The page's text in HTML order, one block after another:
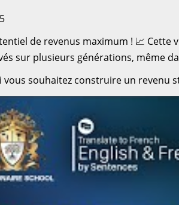
de revenus maximum ! 📈
sur plusieurs générations, même
vous souhaitez construire un revenu